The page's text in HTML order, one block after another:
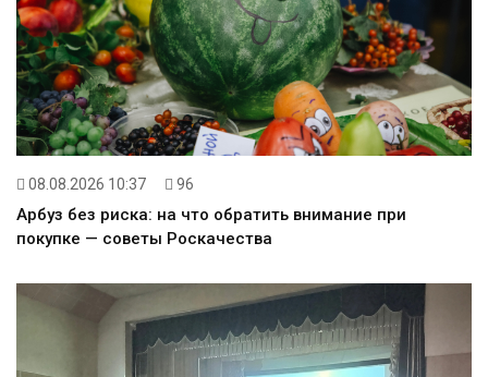
08.08.2026 10:37 96
Арбуз без риска: на что обратить внимание при
покупке — советы Роскачества